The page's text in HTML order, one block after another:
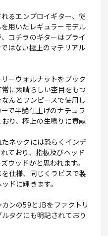
るエンプロイギター、従
用いたレギュラーモデル
コチラのギターはプライ
はない極上のマテリアル
ーウォルナットをブック
に素晴らしい杢目をもつ
んとワンピースで使用し
で半艶仕上げのナチュラ
り、極上の生鳴りに貢献
ネックには恐らくインデ
ており、指板及びヘッド
ウッドかと思われます。
仕様、同じくラピスで製
ドに輝きます。
ンの59とJBをファクトリ
タグにも明記されており